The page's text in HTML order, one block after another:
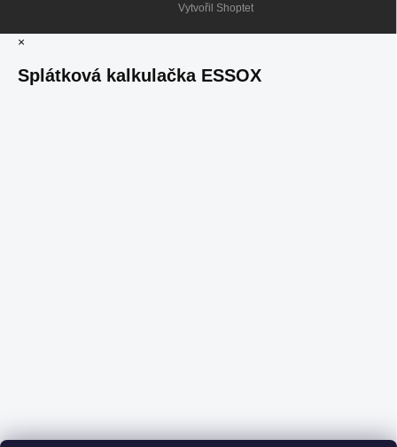
Vytvořil Shoptet
×
Splátková kalkulačka ESSOX